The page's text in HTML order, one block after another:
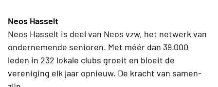
Neos Hasselt
Neos Hasselt is deel van Neos vzw, het netwerk van
ondernemende senioren. Met méér dan 39.000
leden in 232 lokale clubs groeit en bloeit de
vereniging elk jaar opnieuw. De kracht van samen-